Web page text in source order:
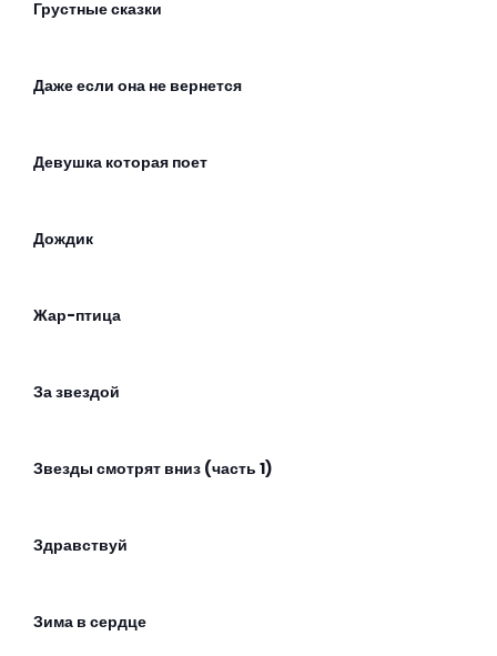
Грустные сказки
Даже если она не вернется
Девушка которая поет
Дождик
Жар-птица
За звездой
Звезды смотрят вниз (часть 1)
Здравствуй
Зима в сердце